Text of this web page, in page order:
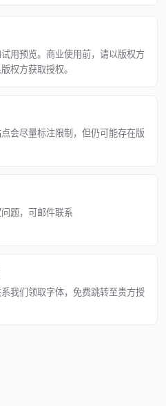
用预览。商业使用前，请以版权方
权方获取授权。
会尽量标注限制，但仍可能存在版
题，可邮件联系
我们领取字体，免费跳转至贵方授